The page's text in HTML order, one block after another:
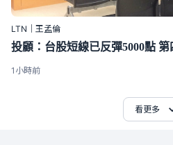
LTN｜王孟倫
投顧：台股短線已反彈5000點
1小時前
看更多